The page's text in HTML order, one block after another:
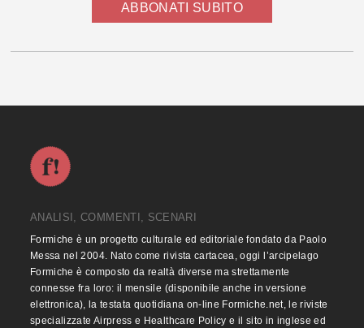
ABBONATI SUBITO
ANALISI, COMMENTI, SCENARI
Formiche è un progetto culturale ed editoriale fondato da Paolo
Messa nel 2004. Nato come rivista cartacea, oggi l’arcipelago
Formiche è composto da realtà diverse ma strettamente
connesse fra loro: il mensile (disponibile anche in versione
elettronica), la testata quotidiana on-line Formiche.net, le riviste
specializzate Airpress e Healthcare Policy e il sito in inglese ed